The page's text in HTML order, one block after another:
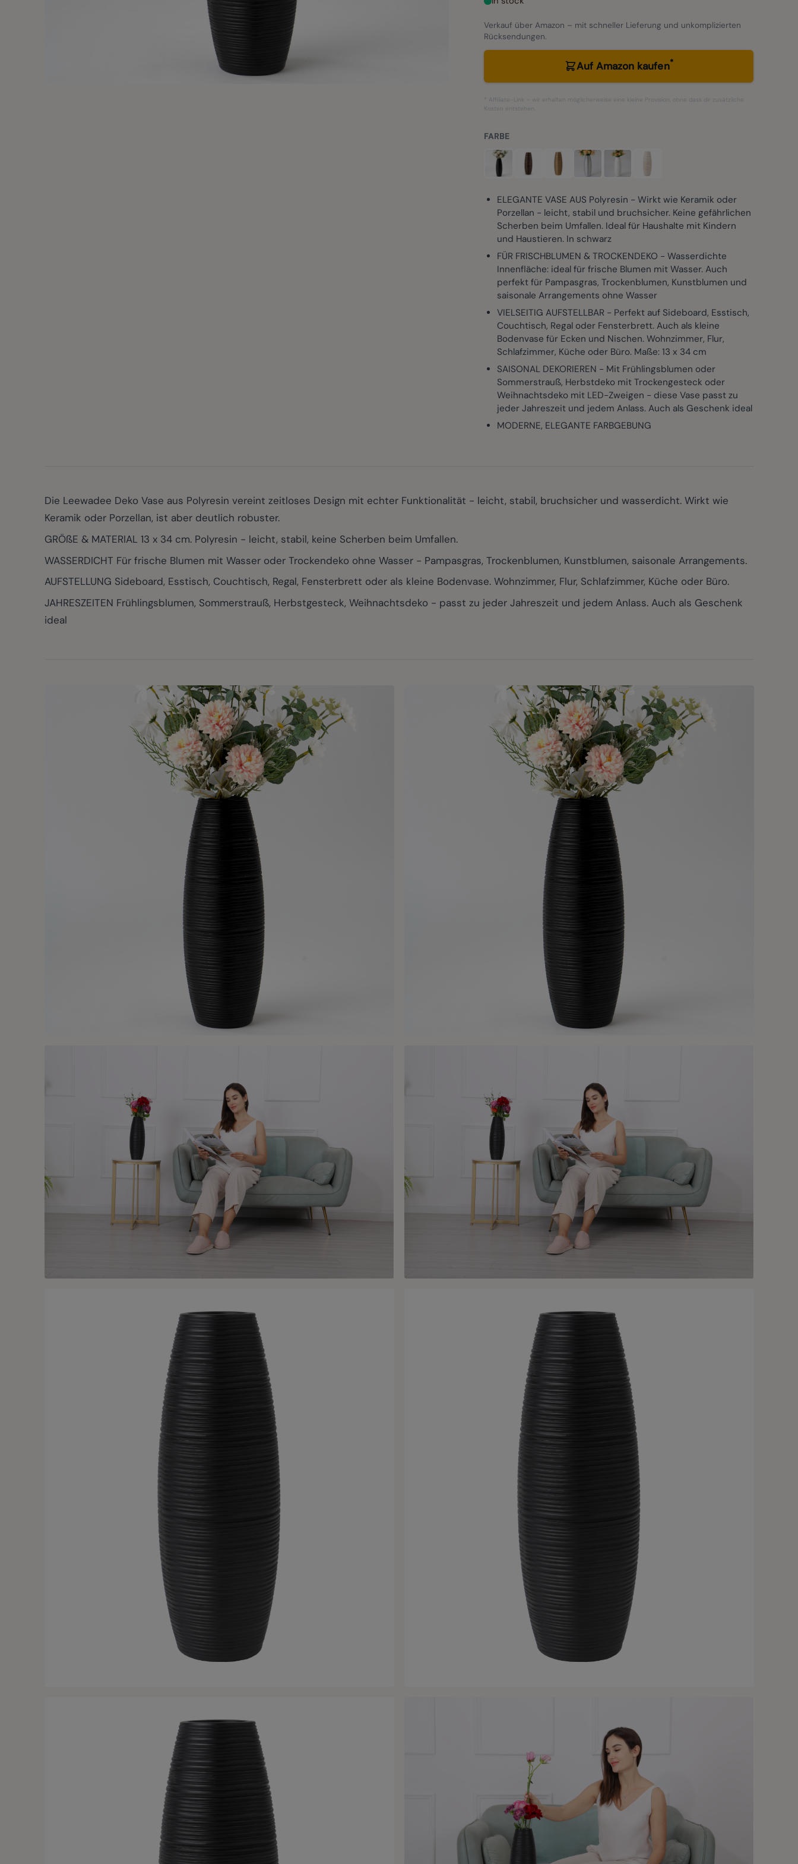
Verkauf über Amazon – mit schneller Lieferung und unkomplizierten
Rücksendungen.
Auf Amazon kaufen*
* Affiliate-Link – wir erhalten möglicherweise eine kleine Provision, ohne dass dir zusätzliche
Kosten entstehen.
FARBE
ELEGANTE VASE AUS Polyresin - Wirkt wie Keramik oder
Porzellan - leicht, stabil und bruchsicher. Keine gefährlichen
Scherben beim Umfallen. Ideal für Haushalte mit Kindern
und Haustieren. In schwarz
FÜR FRISCHBLUMEN & TROCKENDEKO - Wasserdichte
Innenfläche: ideal für frische Blumen mit Wasser. Auch
perfekt für Pampasgras, Trockenblumen, Kunstblumen und
saisonale Arrangements ohne Wasser
VIELSEITIG AUFSTELLBAR - Perfekt auf Sideboard, Esstisch,
Couchtisch, Regal oder Fensterbrett. Auch als kleine
Bodenvase für Ecken und Nischen. Wohnzimmer, Flur,
Schlafzimmer, Küche oder Büro. Maße: 13 x 34 cm
SAISONAL DEKORIEREN - Mit Frühlingsblumen oder
Sommerstrauß, Herbstdeko mit Trockengesteck oder
Weihnachtsdeko mit LED-Zweigen - diese Vase passt zu
jeder Jahreszeit und jedem Anlass. Auch als Geschenk ideal
MODERNE, ELEGANTE FARBGEBUNG
Die Leewadee Deko Vase aus Polyresin vereint zeitloses Design mit echter Funktionalität - leicht, stabil, bruchsicher und wasserdicht. Wirkt wie
Keramik oder Porzellan, ist aber deutlich robuster.
GRÖßE & MATERIAL 13 x 34 cm. Polyresin - leicht, stabil, keine Scherben beim Umfallen.
WASSERDICHT Für frische Blumen mit Wasser oder Trockendeko ohne Wasser - Pampasgras, Trockenblumen, Kunstblumen, saisonale Arrangements.
AUFSTELLUNG Sideboard, Esstisch, Couchtisch, Regal, Fensterbrett oder als kleine Bodenvase. Wohnzimmer, Flur, Schlafzimmer, Küche oder Büro.
JAHRESZEITEN Frühlingsblumen, Sommerstrauß, Herbstgesteck, Weihnachtsdeko - passt zu jeder Jahreszeit und jedem Anlass. Auch als Geschenk
ideal